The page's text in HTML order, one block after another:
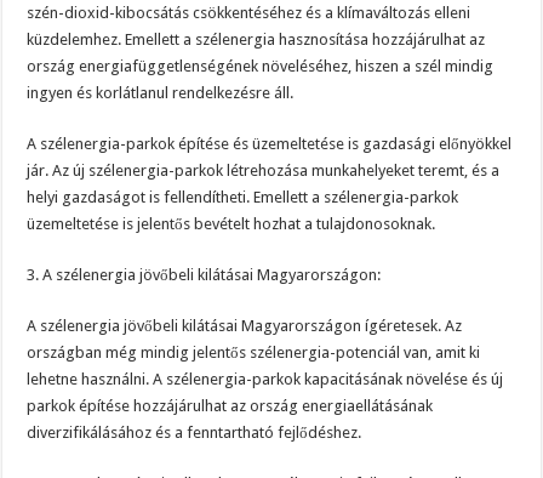
szén-dioxid-kibocsátás csökkentéséhez és a klímaváltozás elleni
küzdelemhez. Emellett a szélenergia hasznosítása hozzájárulhat az
ország energiafüggetlenségének növeléséhez, hiszen a szél mindig
ingyen és korlátlanul rendelkezésre áll.
A szélenergia-parkok építése és üzemeltetése is gazdasági előnyökkel
jár. Az új szélenergia-parkok létrehozása munkahelyeket teremt, és a
helyi gazdaságot is fellendítheti. Emellett a szélenergia-parkok
üzemeltetése is jelentős bevételt hozhat a tulajdonosoknak.
3. A szélenergia jövőbeli kilátásai Magyarországon:
A szélenergia jövőbeli kilátásai Magyarországon ígéretesek. Az
országban még mindig jelentős szélenergia-potenciál van, amit ki
lehetne használni. A szélenergia-parkok kapacitásának növelése és új
parkok építése hozzájárulhat az ország energiaellátásának
diverzifikálásához és a fenntartható fejlődéshez.